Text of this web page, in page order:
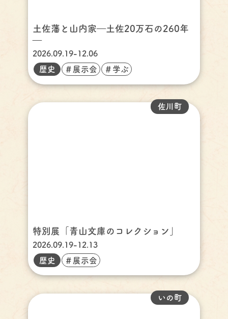
土佐藩と山内家―土佐20万石の260年
―
2026.09.19-12.06
歴史
＃展示会 ＃学ぶ
特別展「青山文庫のコレクション」
佐川町
2026.09.19-12.13
歴史
＃展示会
いの町